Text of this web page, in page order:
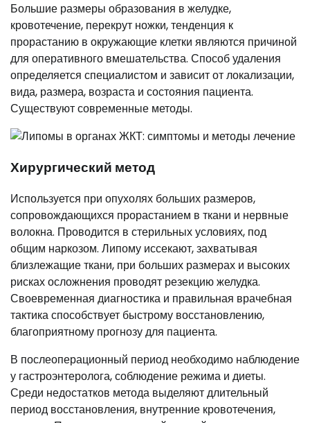
Большие размеры образования в желудке,
кровотечение, перекрут ножки, тенденция к
прорастанию в окружающие клетки являются причиной
для оперативного вмешательства. Способ удаления
определяется специалистом и зависит от локализации,
вида, размера, возраста и состояния пациента.
Существуют современные методы.
Хирургический метод
Используется при опухолях больших размеров,
сопровождающихся прорастанием в ткани и нервные
волокна. Проводится в стерильных условиях, под
общим наркозом. Липому иссекают, захватывая
близлежащие ткани, при больших размерах и высоких
рисках осложнения проводят резекцию желудка.
Своевременная диагностика и правильная врачебная
тактика способствует быстрому восстановлению,
благоприятному прогнозу для пациента.
В послеоперационный период необходимо наблюдение
у гастроэнтеролога, соблюдение режима и диеты.
Среди недостатков метода выделяют длительный
период восстановления, внутренние кровотечения,